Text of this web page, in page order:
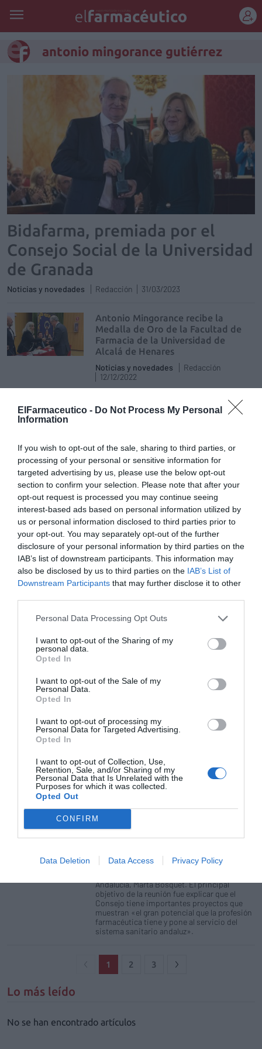
ElFarmaceutico - Do Not Process My Personal
Information
If you wish to opt-out of the sale, sharing to third parties, or
processing of your personal or sensitive information for
targeted advertising by us, please use the below opt-out
section to confirm your selection. Please note that after your
opt-out request is processed you may continue seeing
interest-based ads based on personal information utilized by
us or personal information disclosed to third parties prior to
your opt-out. You may separately opt-out of the further
disclosure of your personal information by third parties on the
IAB’s list of downstream participants. This information may
also be disclosed by us to third parties on the IAB’s List of
Downstream Participants that may further disclose it to other
Personal Data Processing Opt Outs
I want to opt-out of the Sharing of my
personal data.
Opted In
I want to opt-out of the Sale of my
Personal Data.
Opted In
I want to opt-out of processing my
Personal Data for Targeted Advertising.
Opted In
I want to opt-out of Collection, Use,
Retention, Sale, and/or Sharing of my
Personal Data that Is Unrelated with the
Purposes for which it was collected.
Opted Out
CONFIRM
Data Deletion Data Access Privacy Policy
antonio mingorance gutiérrez
Bidafarma, premiada por el
Consejo Social de la Universidad
de Granada
Noticias y novedades Redacción 31/03/2023
Antonio Mingorance recibe la
Medalla de Oro de la Facultad de
Farmacia de la Universidad de
Alcalá de Henares
Noticias y novedades
Redacción
12/12/2022
Bidafarma abre en Cantabria su
nuevo centro logístico
El Consejo Andaluz de
Farmacéuticos entregó sus Medallas
de Honor
Noticias y novedades
Francisco Acedo
05/07/2022
Las VII Jornadas Farmacéuticas
Andaluzas se centraron en el futuro
de la prestación farmacéutica
Noticias y novedades
Francisco Acedo
22/04/2022
Oficiales de Farmacéuticos renueva
junta y reelige como presidente a
Noticias y novedades
Francisco Acedo
21/01/2020
junta y ha reelegido a Antonio Mingorance
Gutiérrez como presidente. Tras las últimas
elecciones este periodo será por tres años.
Los farmacéuticos andaluces
Parlamento autonómico
Noticias y novedades
25/09/2019
Colegio Oficiales de Farmacéuticos (CACOF),
presidido por Antonio Mingorance, se ha
Andalucía, Marta Bosquet. El principal
objetivo de la reunión fue explicar que el
Consejo tiene importantes proyectos que
muestran «el gran potencial que la profesión
farmacéutica tiene y pone al servicio del
sistema sanitario andaluz».
1 2 3
Lo más leído
No se han encontrado artículos